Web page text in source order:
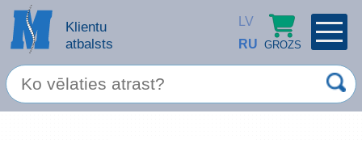
Klientu
atbalsts
LV
RU GROZS